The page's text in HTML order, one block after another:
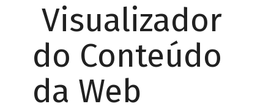
Visualizador
do Conteúdo
da Web